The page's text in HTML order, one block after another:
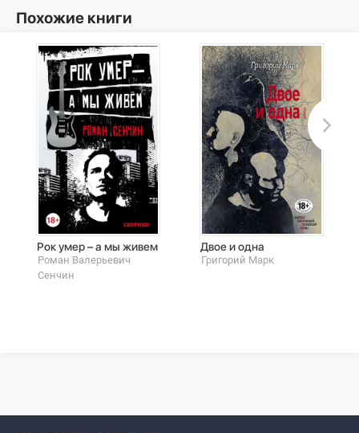
Похожие книги
Рок умер – а мы живем
Роман Валерьевич
Сенчин
Двое и одна
Григорий Марк